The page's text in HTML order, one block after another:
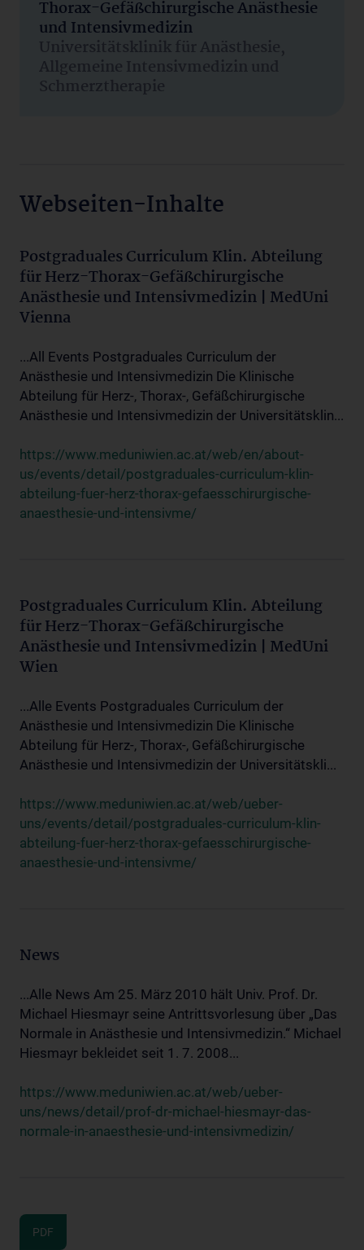
Thorax-Gefäßchirurgische Anästhesie
und Intensivmedizin
Universitätsklinik für Anästhesie,
Allgemeine Intensivmedizin und
Schmerztherapie
Webseiten-Inhalte
Postgraduales Curriculum Klin. Abteilung
für Herz-Thorax-Gefäßchirurgische
Anästhesie und Intensivmedizin | MedUni
Vienna
...All Events Postgraduales Curriculum der
Anästhesie und Intensivmedizin Die Klinische
Abteilung für Herz-, Thorax-, Gefäßchirurgische
Anästhesie und Intensivmedizin der Universitätsklin...
https://www.meduniwien.ac.at/web/en/about-
us/events/detail/postgraduales-curriculum-klin-
abteilung-fuer-herz-thorax-gefaesschirurgische-
anaesthesie-und-intensivme/
Postgraduales Curriculum Klin. Abteilung
für Herz-Thorax-Gefäßchirurgische
Anästhesie und Intensivmedizin | MedUni
Wien
...Alle Events Postgraduales Curriculum der
Anästhesie und Intensivmedizin Die Klinische
Abteilung für Herz-, Thorax-, Gefäßchirurgische
Anästhesie und Intensivmedizin der Universitätskli...
https://www.meduniwien.ac.at/web/ueber-
uns/events/detail/postgraduales-curriculum-klin-
abteilung-fuer-herz-thorax-gefaesschirurgische-
anaesthesie-und-intensivme/
News
...Alle News Am 25. März 2010 hält Univ. Prof. Dr.
Michael Hiesmayr seine Antrittsvorlesung über „Das
Normale in Anästhesie und Intensivmedizin.“ Michael
Hiesmayr bekleidet seit 1. 7. 2008...
https://www.meduniwien.ac.at/web/ueber-
uns/news/detail/prof-dr-michael-hiesmayr-das-
normale-in-anaesthesie-und-intensivmedizin/
PDF